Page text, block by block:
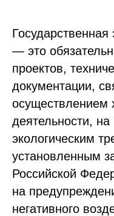
Государственная
— это
проектов,
документации,
осуществлением
деятельности, на
экологическим
установленным
Российской
на
негативного